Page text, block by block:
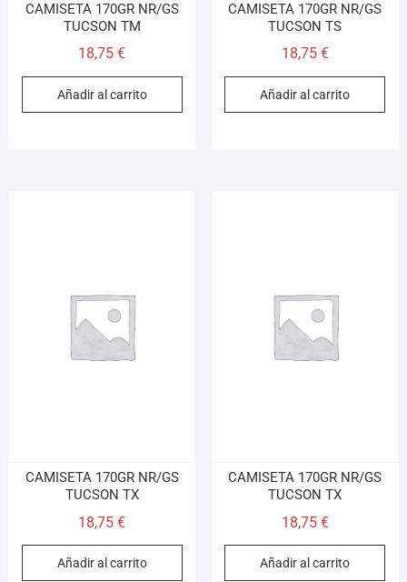
CAMISETA 170GR NR/GS
TUCSON TM
18,75€
Añadir al carrito
CAMISETA 170GR NR/GS
TUCSON TS
18,75 €
Añadir al carrito
CAMISETA 170GR NR/GS
TUCSON TX
18,75€
Añadir al carrito
CAMISETA 170GR NR/GS
TUCSON TX
18,75 €
Añadir al carrito